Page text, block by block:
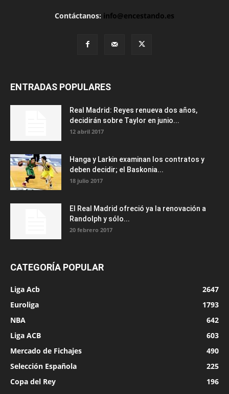
Contáctanos: info@encestando.es
ENTRADAS POPULARES
Real Madrid: Reyes renueva dos años,
decidirán sobre Taylor en junio...
12 abril 2017
Hanga y Larkin examinan los contratos y
deben decidir; el Baskonia...
18 julio 2017
El Real Madrid ofreció ya la renovación a
Randolph y sólo...
20 febrero 2017
CATEGORÍA POPULAR
Liga Acb
2647
Euroliga
1793
NBA
642
Liga ACB
603
Mercado de Fichajes
490
Selección Española
225
Copa del Rey
196